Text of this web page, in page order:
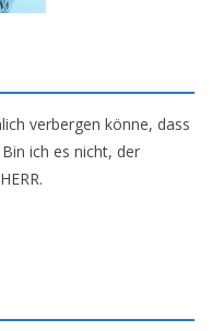
verbergen könne, dass
ich es nicht, der